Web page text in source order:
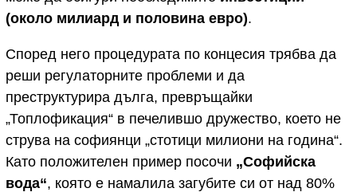
(около милиард и половина евро).
Според него процедурата по концесия трябва да
реши регулаторните проблеми и да
преструктурира дълга, превръщайки
„Топлофикация“ в печелившо дружество, което не
струва на софиянци „стотици милиони на година“.
Като положителен пример посочи „Софийска
вода“, която е намалила загубите си от над 80%